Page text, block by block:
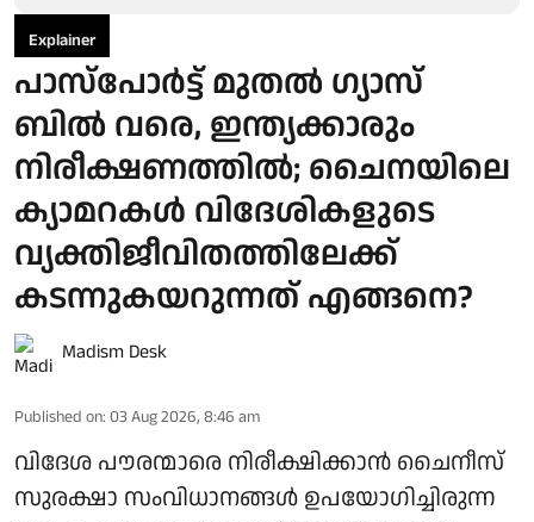
Explainer
പാസ്പോര്‍ട്ട് മുതല്‍ ഗ്യാസ്
ബില്‍ വരെ, ഇന്ത്യക്കാരും
നിരീക്ഷണത്തില്‍; ചൈനയിലെ
ക്യാമറകള്‍ വിദേശികളുടെ
വ്യക്തിജീവിതത്തിലേക്ക്
കടന്നുകയറുന്നത് എങ്ങനെ?
Madism Desk
Published on: 03 Aug 2026, 8:46 am
വിദേശ പൗരന്മാരെ നിരീക്ഷിക്കാന്‍ ചൈനീസ്
സുരക്ഷാ സംവിധാനങ്ങള്‍ ഉപയോഗിച്ചിരുന്ന